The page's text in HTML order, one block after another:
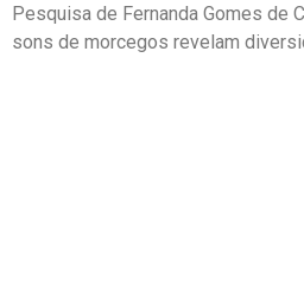
Pesquisa de Fernanda Gomes de
sons de morcegos revelam